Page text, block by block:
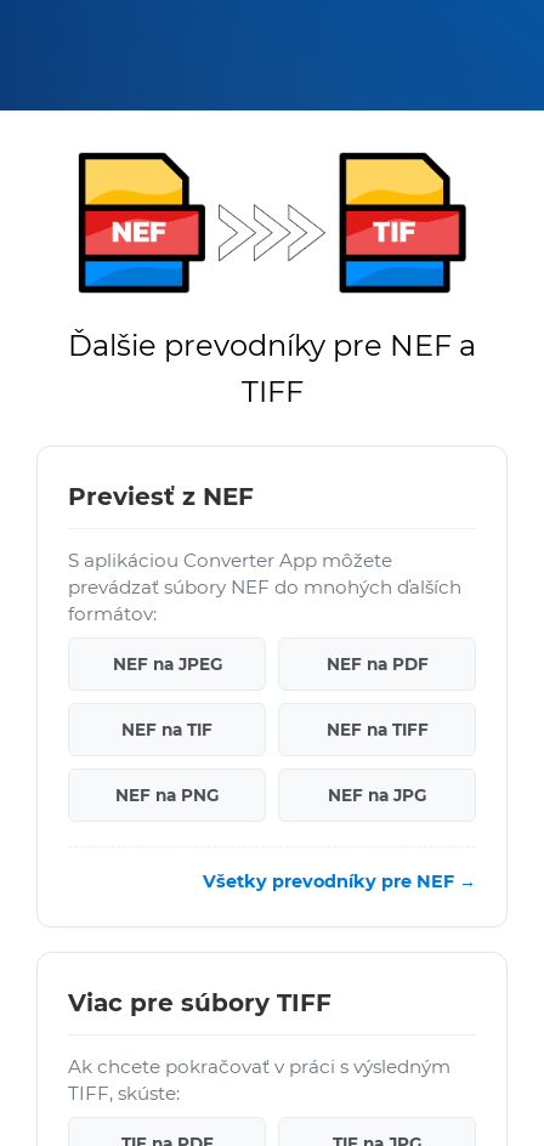
Ďalšie prevodníky pre NEF a
TIFF
Previesť z NEF
S aplikáciou Converter App môžete
prevádzať súbory NEF do mnohých ďalších
formátov:
NEF na JPEG NEF na PDF
NEF na TIF NEF na TIFF
NEF na PNG NEF na JPG
Všetky prevodníky pre NEF →
Viac pre súbory TIFF
Ak chcete pokračovať v práci s výsledným
TIFF, skúste: